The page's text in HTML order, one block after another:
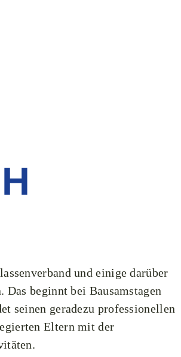
und einige darüber
beginnt bei Bausamstagen
seinen geradezu professionellen
Eltern mit der